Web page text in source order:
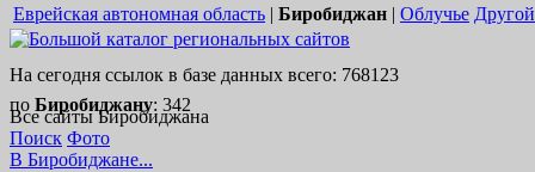
Еврейская автономная область | Биробиджан | Облучье
На сегодня ссылок в базе данных всего: 768123
по Биробиджану: 342
Все сайты Биробиджана
Поиск Фото
В Биробиджане...